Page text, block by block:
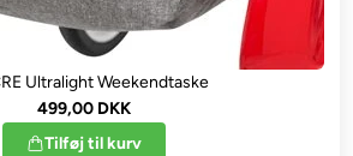
Ultralight Weekendtaske
499,00 DKK
Tilføj til kurv